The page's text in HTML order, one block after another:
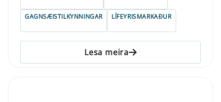
GAGNSÆISTILKYNNINGAR LÍFEYRISMARKAÐUR
Lesa meira